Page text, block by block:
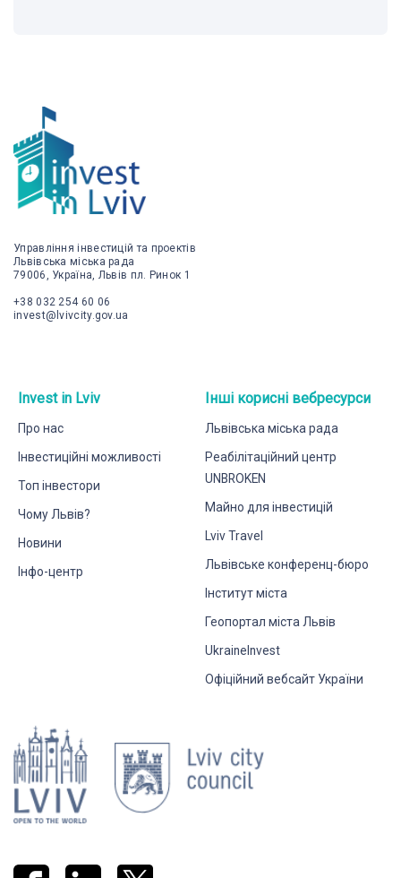
Управління інвестицій та проектів
Львівська міська рада
79006, Україна, Львів пл. Ринок 1
+38 032 254 60 06
invest@lvivcity.gov.ua
Invest in Lviv
Про нас
Інвестиційні можливості
Топ інвестори
Чому Львів?
Новини
Інфо-центр
Інші корисні вебресурси
Львівська міська рада
Реабілітаційний центр
UNBROKEN
Майно для інвестицій
Lviv Travel
Львівське конференц-бюро
Інститут міста
Геопортал міста Львів
UkraineInvest
Офіційний вебсайт України